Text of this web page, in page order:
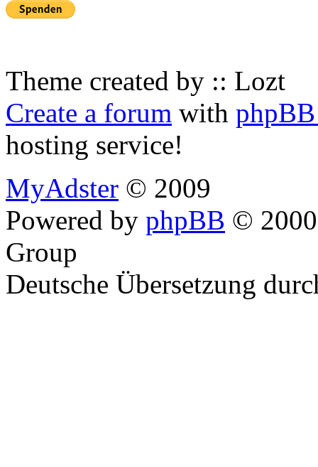
Theme created by :: Lozt
Create a forum with
hosting service!
MyAdster © 2009
Powered by phpBB ©
Group
Deutsche Übersetzung